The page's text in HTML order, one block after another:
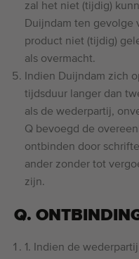
zal het niet (tijdig)
Duijndam ten gevolge
product niet (tijdig)
als overmacht.
Indien Duijndam zich
tijdsduur langer dan
als de wederpartij,
Q bevoegd de
ontbinden door
ander zonder tot
zijn.
Q.
1. Indien de wederpartij